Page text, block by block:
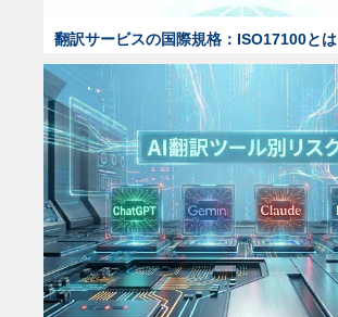
翻訳サービスの国際規格：ISO17100とは